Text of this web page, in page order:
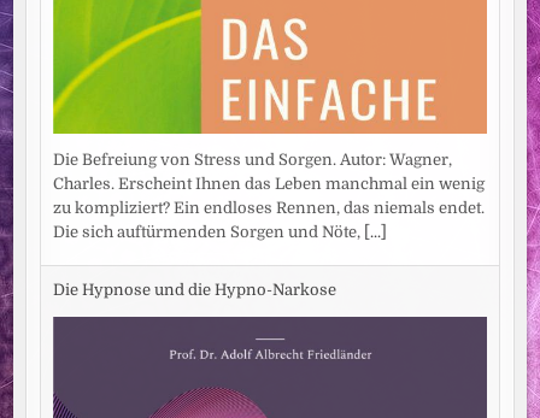
Die Befreiung von Stress und Sorgen. Autor: Wagner,
Charles. Erscheint Ihnen das Leben manchmal ein wenig
zu kompliziert? Ein endloses Rennen, das niemals endet.
Die sich auftürmenden Sorgen und Nöte, [...]
Die Hypnose und die Hypno-Narkose